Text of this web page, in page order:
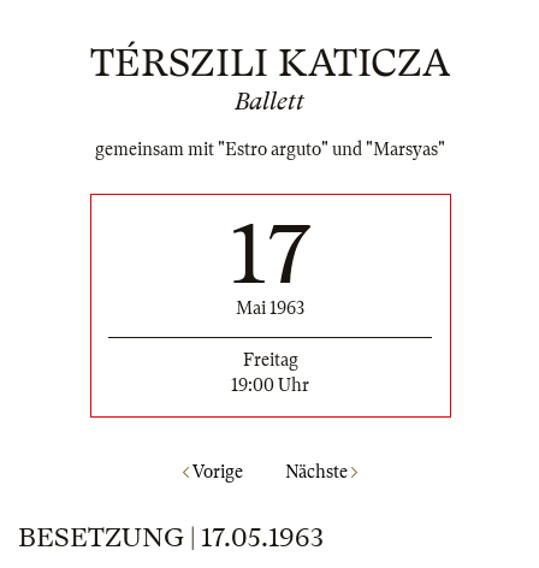
TÉRSZILI KATICZA
Ballett
gemeinsam mit "Estro arguto" und "Marsyas"
17
Mai 1963
Freitag
19:00 Uhr
Vorige Nächste
BESETZUNG | 17.05.1963